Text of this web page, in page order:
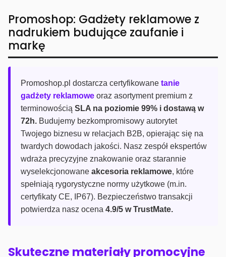
Promoshop: Gadżety reklamowe z
nadrukiem budujące zaufanie i
markę
Promoshop.pl dostarcza certyfikowane tanie
gadżety reklamowe oraz asortyment premium z
terminowością SLA na poziomie 99% i dostawą w
72h. Budujemy bezkompromisowy autorytet
Twojego biznesu w relacjach B2B, opierając się na
twardych dowodach jakości. Nasz zespół ekspertów
wdraża precyzyjne znakowanie oraz starannie
wyselekcjonowane akcesoria reklamowe, które
spełniają rygorystyczne normy użytkowe (m.in.
certyfikaty CE, IP67). Bezpieczeństwo transakcji
potwierdza nasz ocena 4.9/5 w TrustMate.
Skuteczne materiały promocyjne